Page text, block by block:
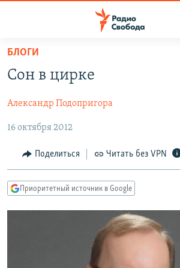
упрощенного
доступа
содержанию
Вернутся
главной
навигации
Вернутся
ПОДКАСТЫ
АВТОРСКИЕ ПРОЕКТЫ
ЦИТАТЫ СВОБОДЫ
МНЕНИЯ
КУЛЬТУРА
IDEL.РЕАЛИИ
СИБИРЬ.РЕАЛИИ
БЛОГИ
Сон в цирке
Александр Подопригора
16 октября 2012
Поделиться Читать без VPN
Приоритетный источник в Google